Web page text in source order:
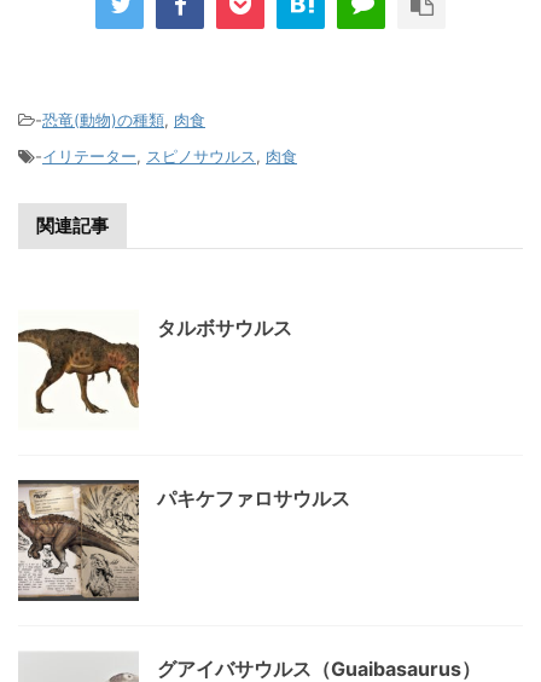
-恐竜(動物)の種類, 肉食
-イリテーター, スピノサウルス, 肉食
関連記事
タルボサウルス
パキケファロサウルス
グアイバサウルス（Guaibasaurus）